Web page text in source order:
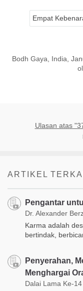
Empat
Bodh Gaya, India,
Ulasan atas
ARTIKEL
Pengantar
Dr. Alexander
Karma adalah
bertindak,
Penyerahan,
Menghargai
Dalai Lama Ke-14